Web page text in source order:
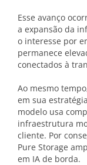
Esse avanço
a expansão da
o interesse por
permanece
conectados à
Ao mesmo
em sua
modelo usa
infraestrutura
cliente. Por
Pure Storage
em IA de borda.